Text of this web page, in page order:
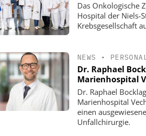
Das Onkologische
Hospital der Niels-
Krebsgesellschaft
NEWS • PERSONAL
Dr. Raphael
Marienhospital
Dr. Raphael
Marienhospital
einen
Unfallchirurgie.